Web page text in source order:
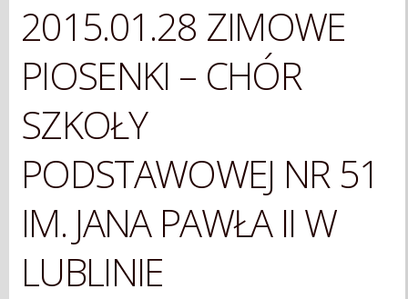
2015.01.28 ZIMOWE
PIOSENKI – CHÓR
SZKOŁY
PODSTAWOWEJ NR 51
IM. JANA PAWŁA II W
LUBLINIE